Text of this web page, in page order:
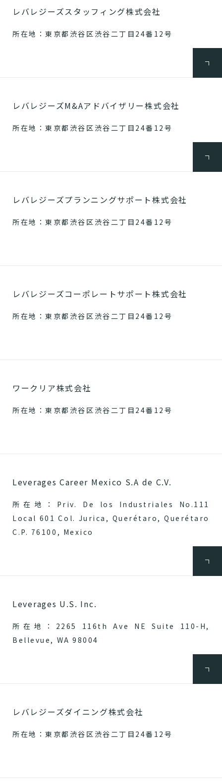
レバレジーズスタッフィング株式会社
所在地：東京都渋谷区渋谷二丁目24番12号
レバレジーズM&Aアドバイザリー株式会社
所在地：東京都渋谷区渋谷二丁目24番12号
レバレジーズプランニングサポート株式会社
所在地：東京都渋谷区渋谷二丁目24番12号
レバレジーズコーポレートサポート株式会社
所在地：東京都渋谷区渋谷二丁目24番12号
ワークリア株式会社
所在地：東京都渋谷区渋谷二丁目24番12号
Leverages Career Mexico S.A de C.V.
所在地：Priv. De los Industriales No.111
Local 601 Col. Jurica, Querétaro, Querétaro
C.P. 76100, Mexico
Leverages U.S. Inc.
所在地：2265 116th Ave NE Suite 110-H,
Bellevue, WA 98004
レバレジーズダイニング株式会社
所在地：東京都渋谷区渋谷二丁目24番12号